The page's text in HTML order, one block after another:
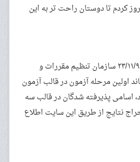
بروز کردم تا دوستان راحت تر به این
پیرو آگهی استخدام پیمانی مورخ ۲۳/۱۱/۹۱ سازمان تنظیم مقررات و
اولین مرحله آزمون در قالب آزمون
۲۵/۱۲/۹۱ برگزار شد، اسامی پذیرفته شدگان در قالب سه
نتایج از طریق این سایت اطلاع